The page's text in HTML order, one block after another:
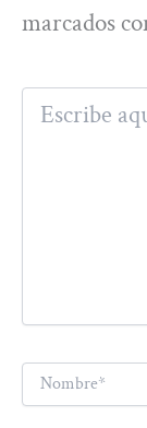
marcados
Escribe
aquí...
Nombre*